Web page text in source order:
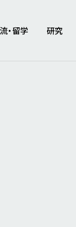
・留学 研究